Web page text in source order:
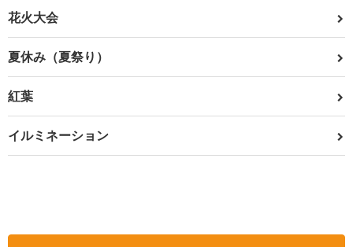
花火大会
夏休み（夏祭り）
紅葉
イルミネーション